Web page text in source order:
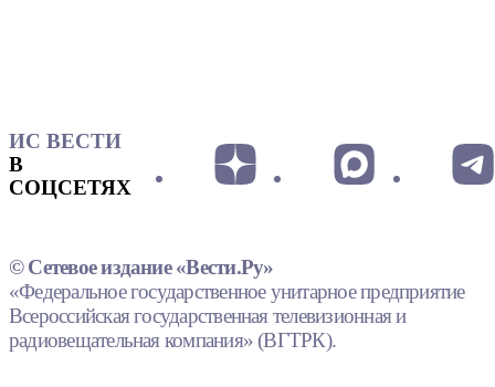
ИС ВЕСТИ
В
СОЦСЕТЯХ
© Сетевое издание «Вести.Ру»
«Федеральное государственное унитарное предприятие
Всероссийская государственная телевизионная и
радиовещательная компания» (ВГТРК).